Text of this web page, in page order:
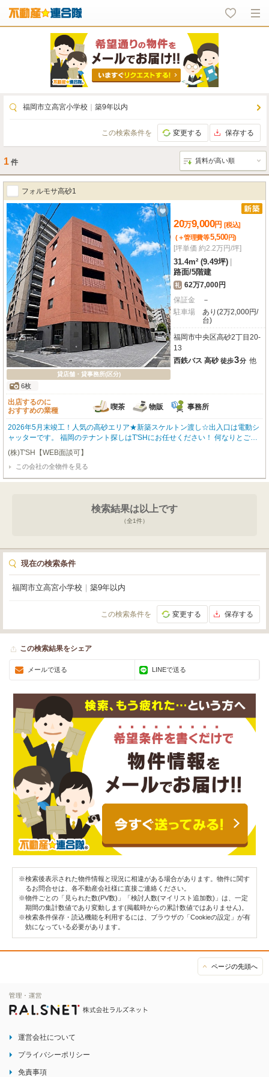
福岡市立高宮小学校 築9年以内
この検索条件を 変更する 保存する
1 件
フォルモサ高砂1
貸店舗・貸事務所(区分)
6枚
20万9,000円 [税込]
(＋管理費等5,500円)
[坪単価 約2.2万円/坪]
31.4m² (9.49坪)
路面/5階建
礼 62万7,000円
保証金
－
駐車場
あり(2万2,000円/
台)
福岡市中央区高砂2丁目20-
13
西鉄バス 高砂 徒歩3分 他
出店するのに
おすすめの業種
喫茶 物販 事務所
2026年5月末竣工！人気の高砂エリア★新築スケルトン渡し☆出入口は電動シ
ャッターです。 福岡のテナント探しはT'SHにお任せください！ 何なりとご相
談ください！ 他の物件もご紹介可能です♪ 内覧ご希望の方はお問い合わせくだ
さい(^^)
(株)T'SH【WEB面談可】
この会社の全物件を見る
検索結果は以上です
（全1件）
現在の検索条件
福岡市立高宮小学校 築9年以内
この検索条件を 変更する 保存する
この検索結果をシェア
メールで送る LINEで送る
※検索後表示された物件情報と現況に相違がある場合があります。物件に関す
るお問合せは、各不動産会社様に直接ご連絡ください。
※物件ごとの「見られた数(PV数)」「検討人数(マイリスト追加数)」は、一定
期間の集計数値であり変動します(掲載時からの累計数値ではありません)。
※検索条件保存・読込機能を利用するには、ブラウザの「Cookieの設定」が有
効になっている必要があります。
ページの先頭へ
運営会社について
プライバシーポリシー
免責事項